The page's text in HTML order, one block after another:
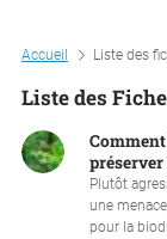
Accueil Liste des
Liste des
préserver
Plutôt
une
pour la